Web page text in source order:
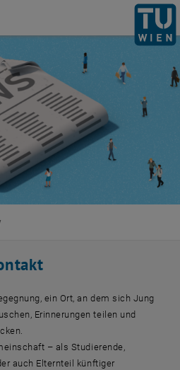
auflisten
ein Ort, an dem sich Jung
Erinnerungen teilen und
– als Studierende,
auch Elternteil künftiger